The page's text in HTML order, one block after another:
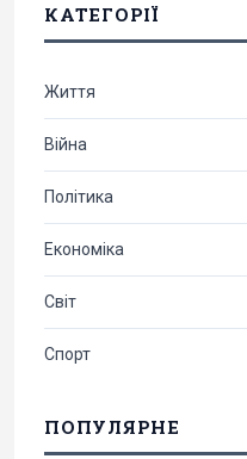
КАТЕГОРІЇ
Життя
Війна
Політика
Економіка
Світ
Спорт
ПОПУЛЯРНЕ